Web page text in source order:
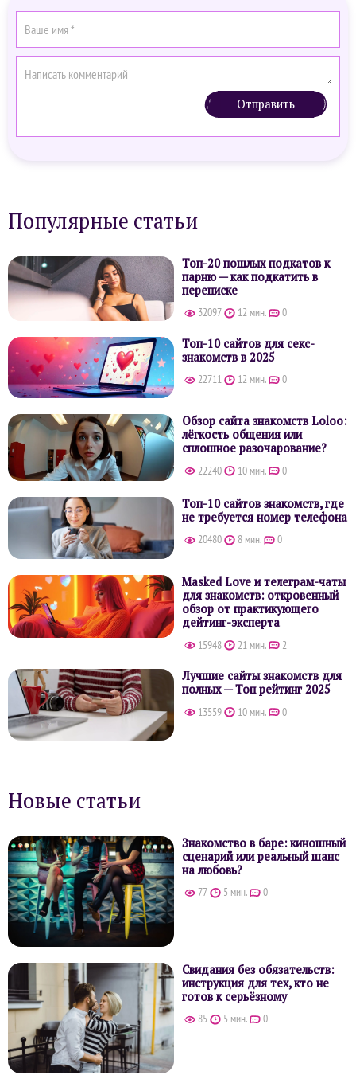
Отправить
Популярные статьи
Топ-20 пошлых подкатов к
парню — как подкатить в
переписке
32097 12 мин. 0
Топ-10 сайтов для секс-
знакомств в 2025
22711 12 мин. 0
Обзор сайта знакомств Loloo:
лёгкость общения или
сплошное разочарование?
22240 10 мин. 0
Топ-10 сайтов знакомств, где
не требуется номер телефона
20480 8 мин. 0
Masked Love и телеграм-чаты
для знакомств: откровенный
обзор от практикующего
дейтинг-эксперта
15948 21 мин. 2
Лучшие сайты знакомств для
полных — Топ рейтинг 2025
13559 10 мин. 0
Новые статьи
Знакомство в баре: киношный
сценарий или реальный шанс
на любовь?
77 5 мин. 0
Свидания без обязательств:
инструкция для тех, кто не
готов к серьёзному
85 5 мин. 0